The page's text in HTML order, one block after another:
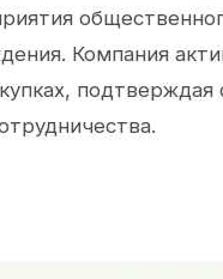
Компания
подтверждая